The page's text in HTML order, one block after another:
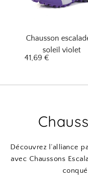
Chausson
soleil violet
41,69 €
Découvrez l’alliance
avec Chaussons